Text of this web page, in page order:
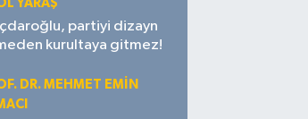
YARAŞ
partiyi dizayn
kurultaya gitmez!
DR. MEHMET EMIN